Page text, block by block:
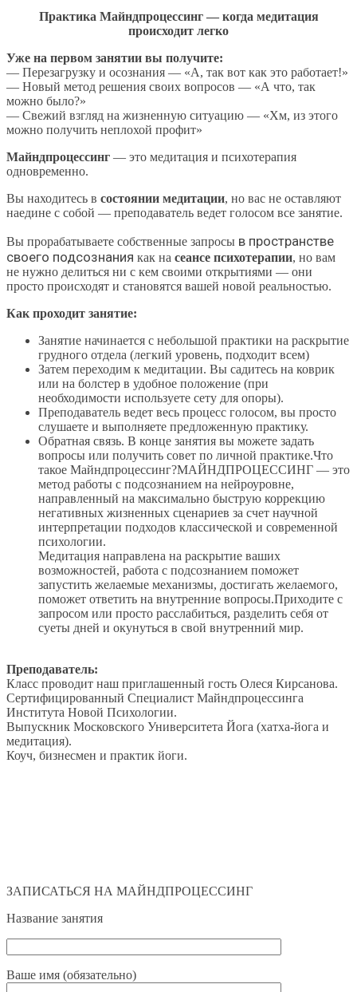
Практика Майндпроцессинг — когда медитация
происходит легко
Уже на первом занятии вы получите:
— Перезагрузку и осознания — «А, так вот как это работает!»
— Новый метод решения своих вопросов — «А что, так
можно было?»
— Свежий взгляд на жизненную ситуацию — «Хм, из этого
можно получить неплохой профит»
Майндпроцессинг — это медитация и психотерапия
одновременно.
Вы находитесь в состоянии медитации, но вас не оставляют
наедине с собой — преподаватель ведет голосом все занятие.
Вы прорабатываете собственные запросы в пространстве
своего подсознания как на сеансе психотерапии, но вам
не нужно делиться ни с кем своими открытиями — они
просто происходят и становятся вашей новой реальностью.
Как проходит занятие:
Занятие начинается с небольшой практики на раскрытие
грудного отдела (легкий уровень, подходит всем)
Затем переходим к медитации. Вы садитесь на коврик
или на болстер в удобное положение (при
необходимости используете сету для опоры).
Преподаватель ведет весь процесс голосом, вы просто
слушаете и выполняете предложенную практику.
Обратная связь. В конце занятия вы можете задать
вопросы или получить совет по личной практике.Что
такое Майндпроцессинг?МАЙНДПРОЦЕССИНГ — это
метод работы с подсознанием на нейроуровне,
направленный на максимально быструю коррекцию
негативных жизненных сценариев за счет научной
интерпретации подходов классической и современной
психологии.
Медитация направлена на раскрытие ваших
возможностей, работа с подсознанием поможет
запустить желаемые механизмы, достигать желаемого,
поможет ответить на внутренние вопросы.Приходите с
запросом или просто расслабиться, разделить себя от
суеты дней и окунуться в свой внутренний мир.
Преподаватель:
Класс проводит наш приглашенный гость Олеся Кирсанова.
Сертифицированный Специалист Майндпроцессинга
Института Новой Психологии.
Выпускник Московского Университета Йога (хатха-йога и
медитация).
Коуч, бизнесмен и практик йоги.
ЗАПИСАТЬСЯ НА МАЙНДПРОЦЕССИНГ
Название занятия
Ваше имя (обязательно)